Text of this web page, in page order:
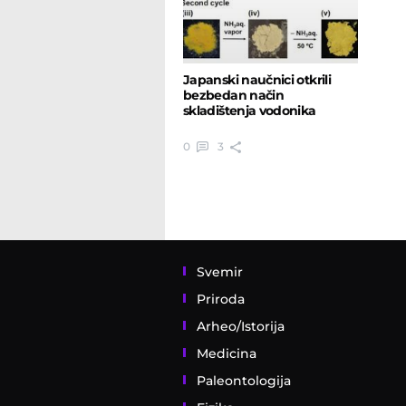
Japanski naučnici otkrili
bezbedan način
skladištenja vodonika
0 3
Svemir
Priroda
Arheo/Istorija
Medicina
Paleontologija